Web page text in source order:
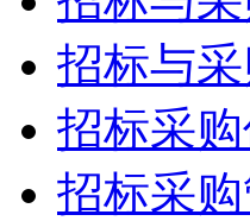
招标与采
招标采
招标采